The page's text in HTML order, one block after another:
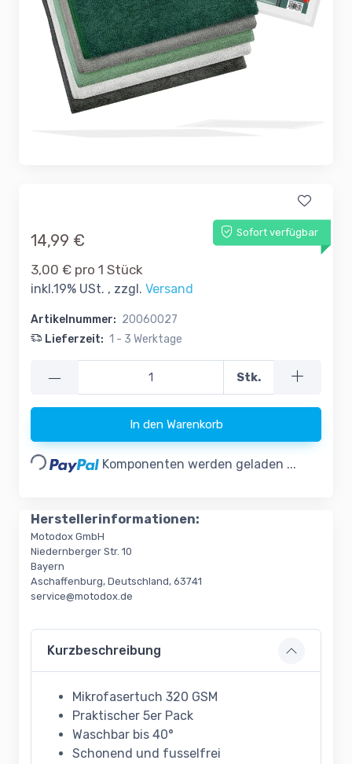
Sofort verfügbar
14,99 €
3,00 € pro 1 Stück
inkl.19% USt. , zzgl. Versand
Artikelnummer: 20060027
Lieferzeit: 1 - 3 Werktage
— Stk.
In den Warenkorb
Loading... Komponenten werden geladen ...
Herstellerinformationen:
Motodox GmbH
Niedernberger Str. 10
Bayern
Aschaffenburg, Deutschland, 63741
service@motodox.de
Kurzbeschreibung
Mikrofasertuch 320 GSM
Praktischer 5er Pack
Waschbar bis 40°
Schonend und fusselfrei